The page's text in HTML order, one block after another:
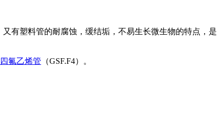
有塑料管的耐腐蚀，缓结垢，不易生长微生物的特点，是
氟乙烯管 （GSF.F4）。